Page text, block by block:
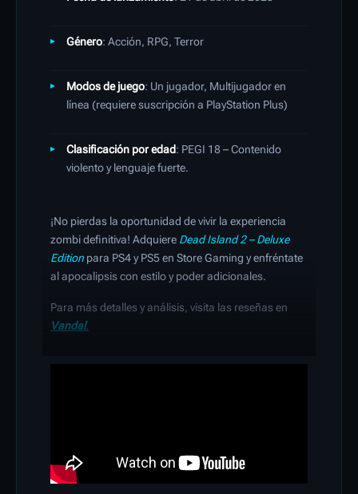
Género: Acción, RPG, Terror
Modos de juego: Un jugador, Multijugador en
línea (requiere suscripción a PlayStation Plus)
Clasificación por edad: PEGI 18 – Contenido
violento y lenguaje fuerte.
¡No pierdas la oportunidad de vivir la experiencia
zombi definitiva! Adquiere Dead Island 2 – Deluxe
Editionpara PS4 y PS5 en Store Gaming y enfréntate
al apocalipsis con estilo y poder adicionales.
Para más detalles y análisis, visita las reseñas en
Vandal.